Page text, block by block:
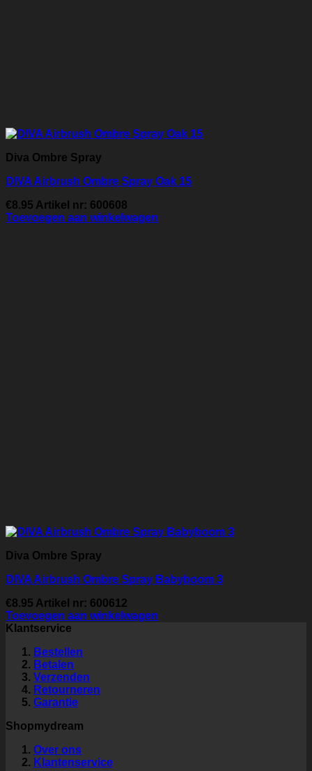
Diva Ombre Spray
DIVA Airbrush Ombre Spray Oak 15
€8.95 Artikel nr: 600608
Toevoegen aan winkelwagen
Diva Ombre Spray
DIVA Airbrush Ombre Spray Babyboom 3
€8.95 Artikel nr: 600612
Toevoegen aan winkelwagen
Klantservice
Bestellen
Betalen
Verzenden
Retourneren
Garantie
Shopmydream
Over ons
Klantenservice